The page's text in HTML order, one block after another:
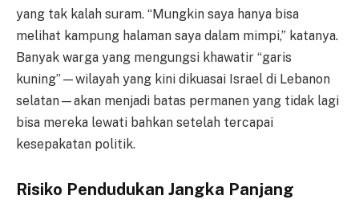
yang tak kalah suram. “Mungkin saya hanya bisa
melihat kampung halaman saya dalam mimpi,” katanya.
Banyak warga yang mengungsi khawatir “garis
kuning”—wilayah yang kini dikuasai Israel di Lebanon
selatan—akan menjadi batas permanen yang tidak lagi
bisa mereka lewati bahkan setelah tercapai
kesepakatan politik.
Risiko Pendudukan Jangka Panjang